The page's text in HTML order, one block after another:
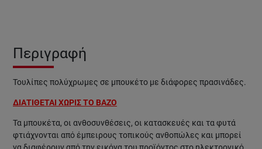
Περιγραφή
Τουλίπες πολύχρωμες σε μπουκέτο με διάφορες πρασινάδες.
ΔΙΑΤΙΘΕΤΑΙ ΧΩΡΙΣ ΤΟ ΒΑΖΟ
Τα μπουκέτα, οι ανθοσυνθέσεις, οι κατασκευές και τα φυτά
φτιάχνονται από έμπειρους τοπικούς ανθοπώλες και μπορεί
να διαφέρουν από την εικόνα του προϊόντος στο ηλεκτρονικό